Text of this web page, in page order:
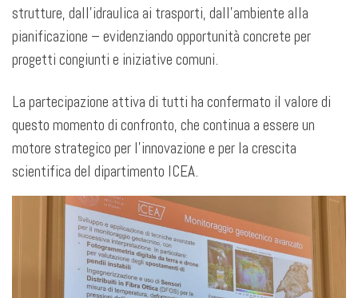
strutture, dall’idraulica ai trasporti, dall’ambiente alla
pianificazione – evidenziando opportunità concrete per
progetti congiunti e iniziative comuni.
La partecipazione attiva di tutti ha confermato il valore di
questo momento di confronto, che continua a essere un
motore strategico per l’innovazione e per la crescita
scientifica del dipartimento ICEA.